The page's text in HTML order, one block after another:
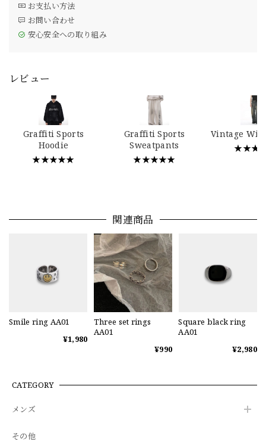
お支払い方法
お問い合わせ
安心安全への取り組み
レビュー
Graffiti Sports
Hoodie
★★★★★
Graffiti Sports
Sweatpants
★★★★★
Vintage
関連商品
Smile ring AA01
¥1,980
Three set rings
AA01
¥990
Square black ring
AA01
¥2,980
CATEGORY
メンズ
その他